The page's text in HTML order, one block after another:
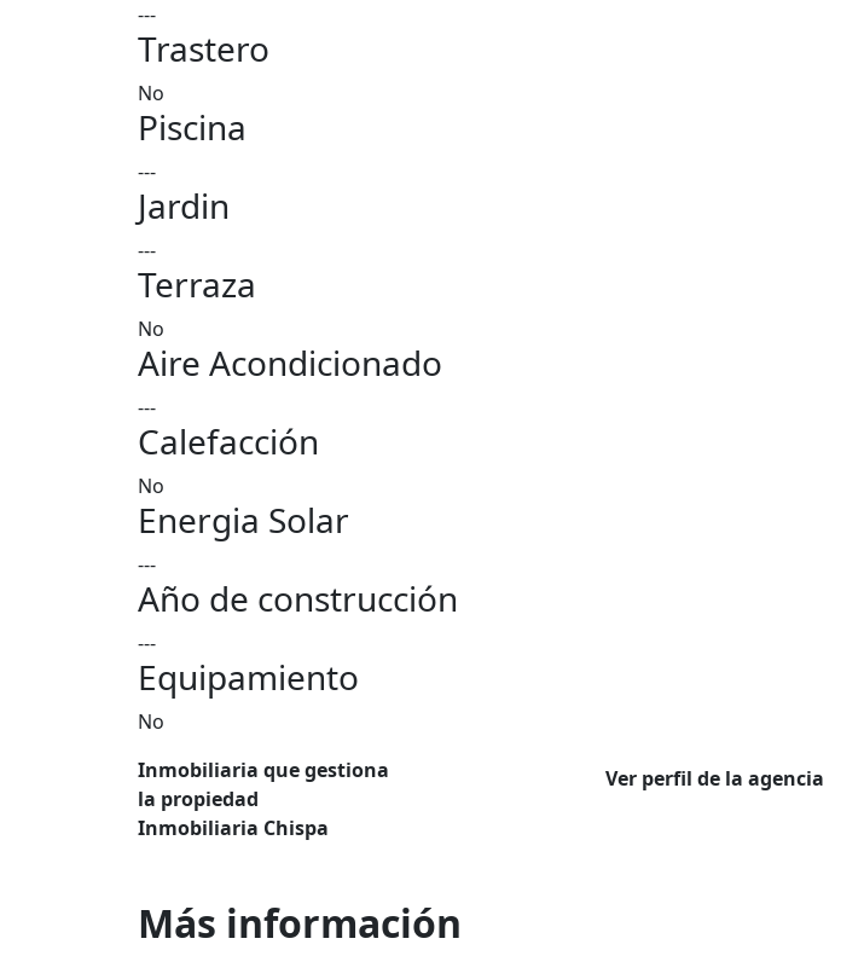
---
Trastero
No
Piscina
---
Jardin
---
Terraza
No
Aire Acondicionado
---
Calefacción
No
Energia Solar
---
Año de construcción
---
Equipamiento
No
Inmobiliaria que gestiona
la propiedad
Inmobiliaria Chispa
Ver perfil de la agencia
Más información